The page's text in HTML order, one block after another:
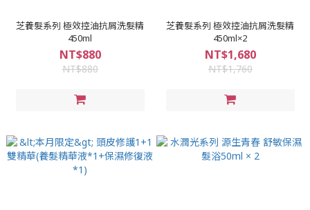
芝養髮系列 極效控油抗屑洗髮精
450ml
NT$880
NT$880
芝養髮系列 極效控油抗屑洗髮精
450ml×2
NT$1,680
NT$1,760